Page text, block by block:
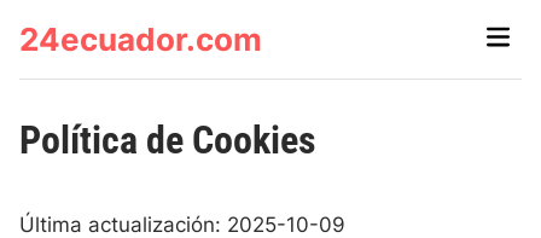
24ecuador.com
Main
Política de Cookies
Última actualización: 2025-10-09